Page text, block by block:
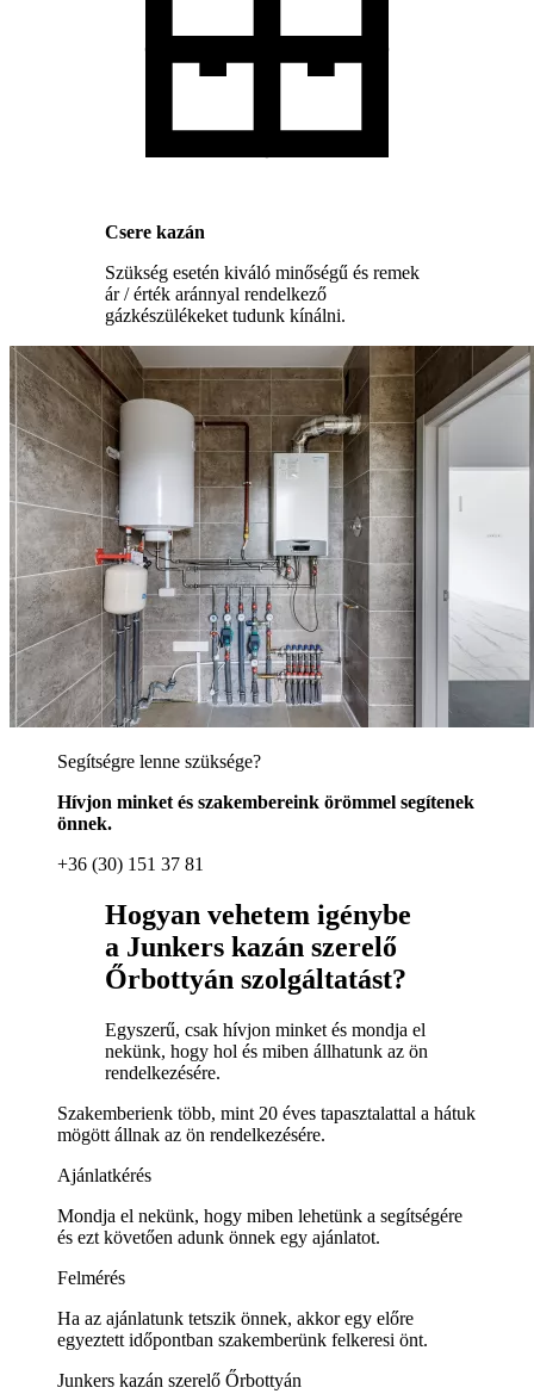
Csere kazán
Szükség esetén kiváló minőségű és remek
ár / érték aránnyal rendelkező
gázkészülékeket tudunk kínálni.
Segítségre lenne szüksége?
Hívjon minket és szakembereink örömmel segítenek
önnek.
+36 (30) 151 37 81
Hogyan vehetem igénybe
a Junkers kazán szerelő
Őrbottyán szolgáltatást?
Egyszerű, csak hívjon minket és mondja el
nekünk, hogy hol és miben állhatunk az ön
rendelkezésére.
Szakemberienk több, mint 20 éves tapasztalattal a hátuk
mögött állnak az ön rendelkezésére.
Ajánlatkérés
Mondja el nekünk, hogy miben lehetünk a segítségére
és ezt követően adunk önnek egy ajánlatot.
Felmérés
Ha az ajánlatunk tetszik önnek, akkor egy előre
egyeztett időpontban szakemberünk felkeresi önt.
Junkers kazán szerelő Őrbottyán